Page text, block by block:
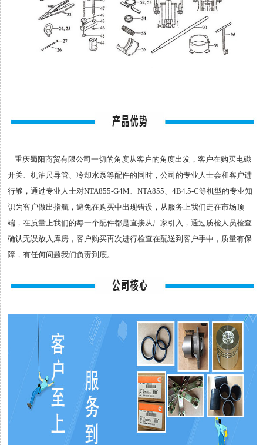
重庆蜀阳商贸有限公司一切的角度从客户的角度出发，客户在购买电磁
开关、机油尺导管、冷却水泵等配件的同时，公司的专业人士会和客户进
行够，通过专业人士对NTA855-G4M、NTA855、4B4.5-C等机型的专业知
识为客户做出指航，避免在购买中出现错误，从服务上我们走在市场顶
端，在质量上我们的每一个配件都是直接从厂家引入，通过质检人员检查
确认无误放入库房，客户购买再次进行检查在配送到客户手中，质量有保
障，有任何问题我们负责到底。